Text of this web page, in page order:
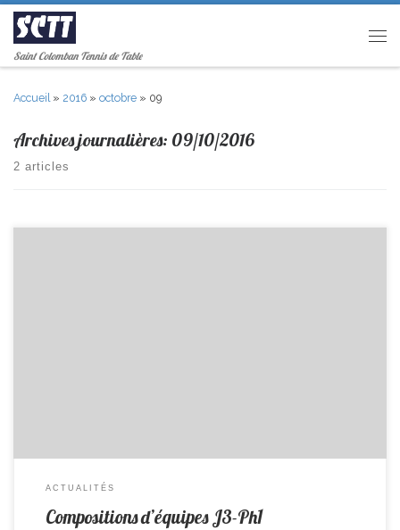
Passer au contenu
Saint Colomban Tennis de Table
Accueil » 2016 » octobre » 09
Archives journalières: 09/10/2016
2 articles
ACTUALITÉS
Compositions d’équipes J3-Ph1